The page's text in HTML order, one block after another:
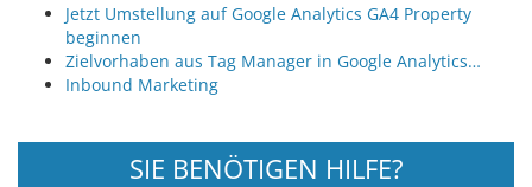
Jetzt Umstellung auf Google Analytics GA4 Property
beginnen
Zielvorhaben aus Tag Manager in Google Analytics…
Inbound Marketing
SIE BENÖTIGEN HILFE?